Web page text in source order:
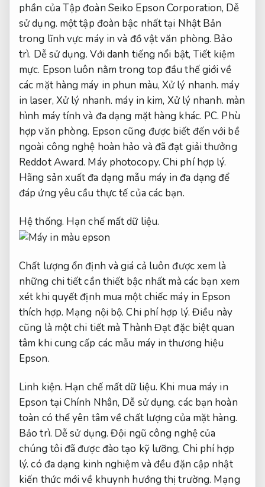
phần của Tập đoàn Seiko Epson Corporation, Dễ
sử dụng. một tập đoàn bậc nhất tại Nhật Bản
trong lĩnh vực máy in và đồ vật văn phòng. Bảo
trì. Dễ sử dụng. Với danh tiếng nổi bật,Tiết kiệm
mực. Epson luôn nằm trong top đầu thế giới về
các mặt hàng máy in phun màu,Xử lý nhanh. máy
in laser, Xử lý nhanh. máy in kim, Xử lý nhanh. màn
hình máy tính và đa dạng mặt hàng khác. PC. Phù
hợp văn phòng. Epson cũng được biết đến với bề
ngoài công nghệ hoàn hảo và đã đạt giải thưởng
Reddot Award. Máy photocopy. Chi phí hợp lý.
Hãng sản xuất đa dạng mẫu máy in đa dạng để
đáp ứng yêu cầu thực tế của các bạn.
Hệ thống. Hạn chế mất dữ liệu.
Chất lượng ổn định và giá cả luôn được xem là
những chi tiết cần thiết bậc nhất mà các bạn xem
xét khi quyết định mua một chiếc máy in Epson
thích hợp. Mạng nội bộ. Chi phí hợp lý. Điều này
cũng là một chi tiết mà Thành Đạt đặc biệt quan
tâm khi cung cấp các mẫu máy in thương hiệu
Epson.
Linh kiện. Hạn chế mất dữ liệu. Khi mua máy in
Epson tại Chính Nhân, Dễ sử dụng. các bạn hoàn
toàn có thể yên tâm về chất lượng của mặt hàng.
Bảo trì. Dễ sử dụng. Đội ngũ công nghệ của
chúng tôi đã được đào tạo kỹ lưỡng, Chi phí hợp
lý. có đa dạng kinh nghiệm và đều đặn cập nhật
kiến thức mới về khuynh hướng thị trường. Mạng